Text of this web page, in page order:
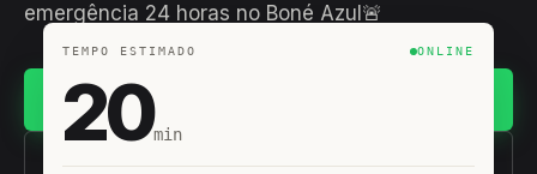
emergência 24 horas no Boné Azul🚨
(11) 93407-8838
TEMPO ESTIMADO ONLINE
20min